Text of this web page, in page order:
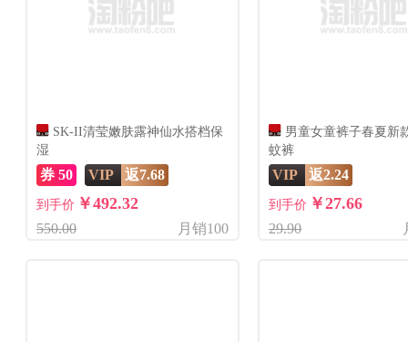
SK-II清莹嫩肤露神仙水搭档保
湿
券 50 VIP 返7.68
到手价 ￥492.32
550.00 月销100
男童女童裤子春夏新
蚊裤
VIP 返2.24
到手价 ￥27.66
29.90